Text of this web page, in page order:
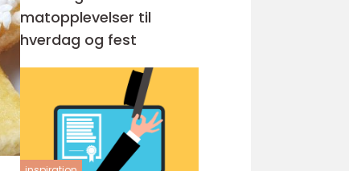
matopplevelser til
hverdag og fest